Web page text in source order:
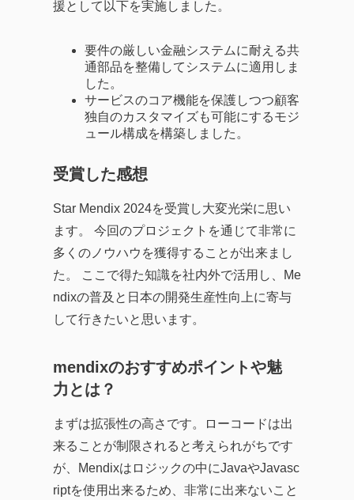
援として以下を実施しました。
要件の厳しい金融システムに耐える共
通部品を整備してシステムに適用しま
した。
サービスのコア機能を保護しつつ顧客
独自のカスタマイズも可能にするモジ
ュール構成を構築しました。
受賞した感想
Star Mendix 2024を受賞し大変光栄に思い
ます。 今回のプロジェクトを通じて非常に
多くのノウハウを獲得することが出来まし
た。 ここで得た知識を社内外で活用し、Me
ndixの普及と日本の開発生産性向上に寄与
して行きたいと思います。
mendixのおすすめポイントや魅
力とは？
まずは拡張性の高さです。ローコードは出
来ることが制限されると考えられがちです
が、Mendixはロジックの中にJavaやJavasc
riptを使用出来るため、非常に出来ないこと